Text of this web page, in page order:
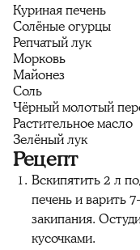
Куриная печень
Солёные огурцы
Репчатый лук
Морковь
Майонез
Соль
Чёрный молотый
Растительное масло
Зелёный лук
Рецепт
Вскипятить 2 л
печень и варить
закипания.
кусочками.